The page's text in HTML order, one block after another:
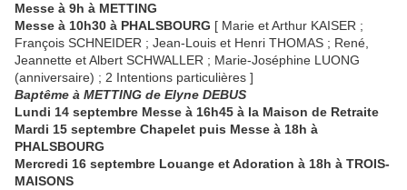
Messe à 9h à METTING
Messe à 10h30 à PHALSBOURG [ Marie et Arthur KAISER ;
François SCHNEIDER ; Jean-Louis et Henri THOMAS ; René,
Jeannette et Albert SCHWALLER ; Marie-Joséphine LUONG
(anniversaire) ; 2 Intentions particulières ]
Baptême à METTING de Elyne DEBUS
Lundi 14 septembre Messe à 16h45 à la Maison de Retraite
Mardi 15 septembre Chapelet puis Messe à 18h à
PHALSBOURG
Mercredi 16 septembre Louange et Adoration à 18h à TROIS-
MAISONS